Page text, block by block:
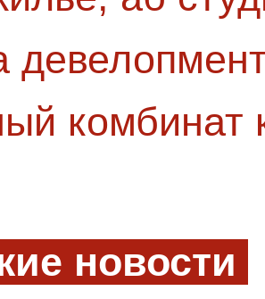
девелопмент
комбинат
новости